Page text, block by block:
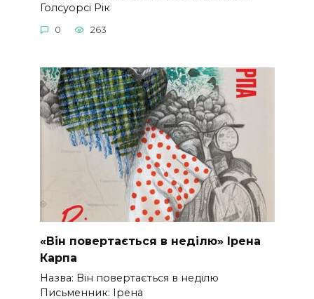
Голсуорсі Рік
0 263
«Він повертається в неділю» Ірена
Карпа
Назва: Він повертається в неділю
Письменник: Ірена